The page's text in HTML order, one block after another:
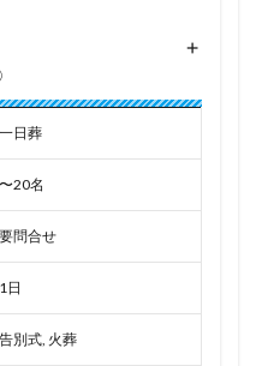
+
一日葬
〜20名
要問合せ
1日
告別式, 火葬